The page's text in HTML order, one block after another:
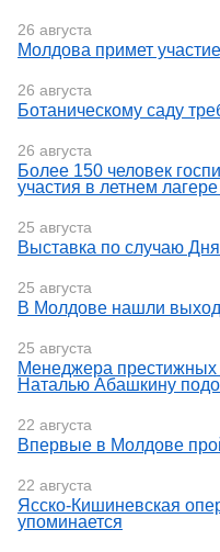
26 августа
Молдова примет
26 августа
Ботаническому саду
26 августа
Более 150 человек
участия в летнем
25 августа
Выставка по случаю
25 августа
В Молдове нашли
25 августа
Менеджера престижных
Наталью Абашкину
22 августа
Впервые в Молдове
22 августа
Ясско-Кишиневская
упоминается